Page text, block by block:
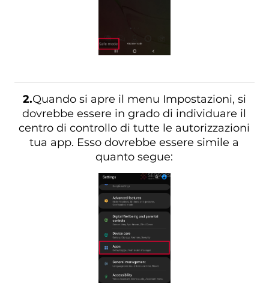
2.Quando si apre il menu Impostazioni, si
dovrebbe essere in grado di individuare il
centro di controllo di tutte le autorizzazioni
tua app. Esso dovrebbe essere simile a
quanto segue: